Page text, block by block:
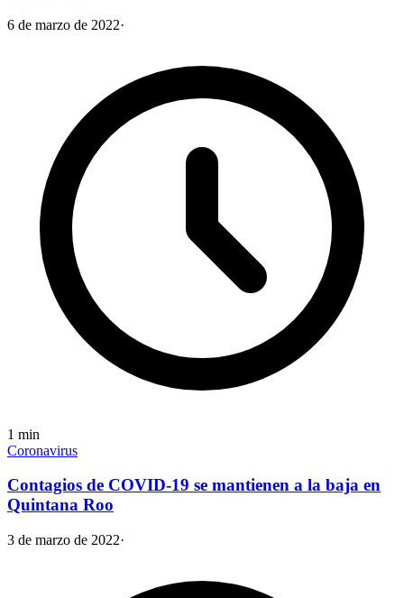
6 de marzo de 2022·
1 min
Coronavirus
Contagios de COVID-19 se mantienen a la baja en
Quintana Roo
3 de marzo de 2022·